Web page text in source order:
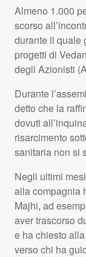
Almeno 1.000
scorso
durante il quale
progetti di
degli Azionisti (
Durante
detto che la
dovuti
risarcimento
sanitaria non si
Negli ultimi
alla compagnia
Majhi, ad
aver trascorso
e ha chiesto
verso chi ha